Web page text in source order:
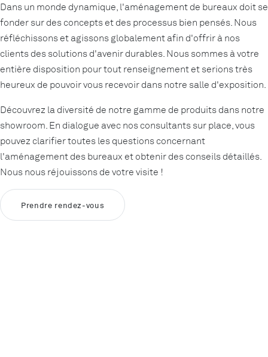
Dans un monde dynamique, l'aménagement de bureaux doit se
fonder sur des concepts et des processus bien pensés. Nous
réfléchissons et agissons globalement afin d'offrir à nos
clients des solutions d'avenir durables. Nous sommes à votre
entière disposition pour tout renseignement et serions très
heureux de pouvoir vous recevoir dans notre salle d'exposition.
Découvrez la diversité de notre gamme de produits dans notre
showroom. En dialogue avec nos consultants sur place, vous
pouvez clarifier toutes les questions concernant
l'aménagement des bureaux et obtenir des conseils détaillés.
Nous nous réjouissons de votre visite !
Prendre rendez-vous